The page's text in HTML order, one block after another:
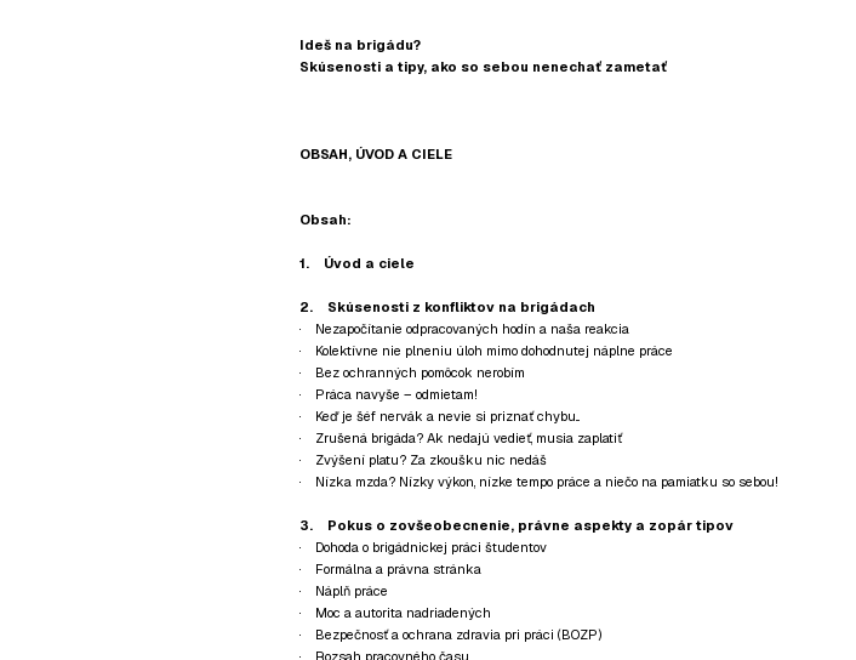
Ideš na brigádu?
Skúsenosti a tipy, ako so sebou nenechať zametať
OBSAH, ÚVOD A CIELE
Obsah:
1. Úvod a ciele
2. Skúsenosti z konfliktov na brigádach
· Nezapočítanie odpracovaných hodín a naša reakcia
· Kolektívne nie plneniu úloh mimo dohodnutej náplne práce
· Bez ochranných pomôcok nerobím
· Práca navyše – odmietam!
· Keď je šéf nervák a nevie si priznať chybu...
· Zrušená brigáda? Ak nedajú vedieť, musia zaplatiť
· Zvýšení platu? Za zkoušku nic nedáš
· Nízka mzda? Nízky výkon, nízke tempo práce a niečo na pamiatku so sebou!
3. Pokus o zovšeobecnenie, právne aspekty a zopár tipov
· Dohoda o brigádnickej práci študentov
· Formálna a právna stránka
· Náplň práce
· Moc a autorita nadriadených
· Bezpečnosť a ochrana zdravia pri práci (BOZP)
· Rozsah pracovného času